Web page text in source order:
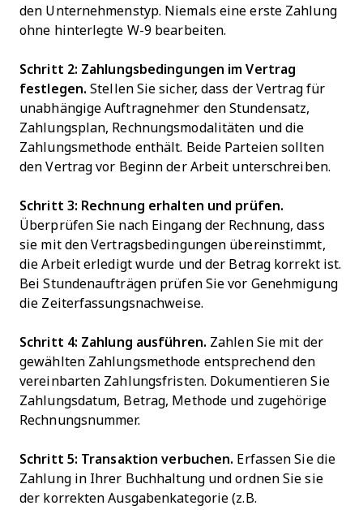
den Unternehmenstyp. Niemals eine erste Zahlung
ohne hinterlegte W-9 bearbeiten.
Schritt 2: Zahlungsbedingungen im Vertrag
festlegen. Stellen Sie sicher, dass der Vertrag für
unabhängige Auftragnehmer den Stundensatz,
Zahlungsplan, Rechnungsmodalitäten und die
Zahlungsmethode enthält. Beide Parteien sollten
den Vertrag vor Beginn der Arbeit unterschreiben.
Schritt 3: Rechnung erhalten und prüfen.
Überprüfen Sie nach Eingang der Rechnung, dass
sie mit den Vertragsbedingungen übereinstimmt,
die Arbeit erledigt wurde und der Betrag korrekt ist.
Bei Stundenaufträgen prüfen Sie vor Genehmigung
die Zeiterfassungsnachweise.
Schritt 4: Zahlung ausführen. Zahlen Sie mit der
gewählten Zahlungsmethode entsprechend den
vereinbarten Zahlungsfristen. Dokumentieren Sie
Zahlungsdatum, Betrag, Methode und zugehörige
Rechnungsnummer.
Schritt 5: Transaktion verbuchen. Erfassen Sie die
Zahlung in Ihrer Buchhaltung und ordnen Sie sie
der korrekten Ausgabenkategorie (z.B.